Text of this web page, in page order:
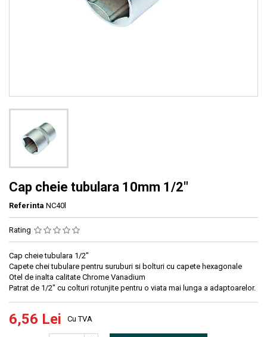
Cap cheie tubulara 10mm 1/2"
Referinta NC40l
Rating
Cap cheie tubulara 1/2"
Capete chei tubulare pentru suruburi si bolturi cu capete hexagonale
Otel de inalta calitate Chrome Vanadium
Patrat de 1/2" cu colturi rotunjite pentru o viata mai lunga a adaptoarelor.
6,56 Lei Cu TVA